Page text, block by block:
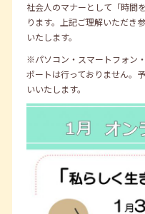
社会人のマナーとして「時間
ります。上記ご理解いただき
いたします。
※パソコン・スマートフォン
ポートは行っておりません。
いいたします。